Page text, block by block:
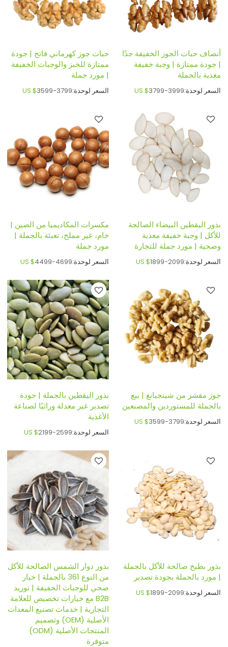
أنصاف حبات الجوز الخفيفة جدًا
| جودة ممتازة | وجبة خفيفة
مغذية بالجملة
السعر لوحدة: US $3799-3999
حبات جوز كهرماني فاتح | جودة
ممتازة للخبز والوجبات الخفيفة
| مورد جملة
السعر لوحدة: US $3599-3799
بذور اليقطين البيضاء الصالحة
للأكل | وجبة خفيفة مغذية
وصحية | مورد جملة للتجارة
السعر لوحدة: US $1899-2099
مكسرات المكاديميا من الصين |
خام، غير مملح، تعبئة بالجملة |
مورد جملة
السعر لوحدة: US $4499-4699
جوز مقشر من شينجيانغ | بيع
بالجملة للمستوردين والمصنعين
السعر لوحدة: US $3599-3799
بذور اليقطين بالجملة | جودة
تصدير غير معدلة وراثيًا لصناعة
الأغذية
السعر لوحدة: US $2199-2599
بذور بطيخ صالحة للأكل بالجملة
| مورد بالجملة بجودة تصدير
السعر لوحدة: US $1899-2099
بذور دوار الشمس الصالحة للأكل
من النوع 361 بالجملة | خيار
صحي للوجبات الخفيفة | توريد
B2B مع خيارات تخصيص للعلامة
التجارية | خدمات تصنيع المعدات
الأصلية (OEM) وتصميم
المنتجات الأصلية (ODM)
متوفرة